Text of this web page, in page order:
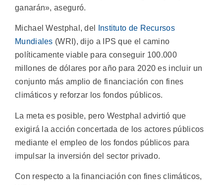
ganarán», aseguró.
Michael Westphal, del
Instituto de Recursos
Mundiales (WRI), dijo a IPS que el camino
políticamente viable para conseguir 100.000
millones de dólares por año para 2020 es incluir un
conjunto más amplio de financiación con fines
climáticos y reforzar los fondos públicos.
La meta es posible, pero Westphal advirtió que
exigirá la acción concertada de los actores públicos
mediante el empleo de los fondos públicos para
impulsar la inversión del sector privado.
Con respecto a la financiación con fines climáticos,